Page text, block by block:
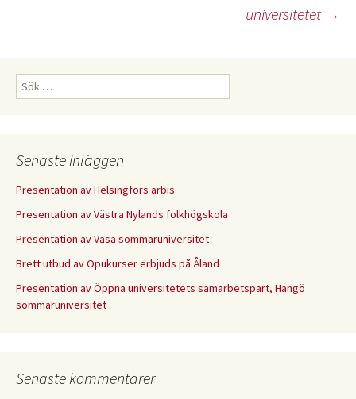
universitetet →
Sök
efter:
Senaste inläggen
Presentation av Helsingfors arbis
Presentation av Västra Nylands folkhögskola
Presentation av Vasa sommaruniversitet
Brett utbud av Öpukurser erbjuds på Åland
Presentation av Öppna universitetets samarbetspart, Hangö
sommaruniversitet
Senaste kommentarer